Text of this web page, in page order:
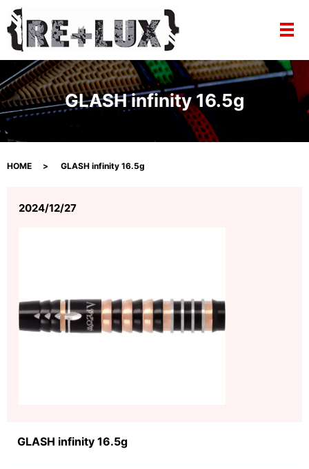
メ
GLASH infinity 16.5g
HOME GLASH infinity 16.5g
2024/12/27
GLASH infinity 16.5g